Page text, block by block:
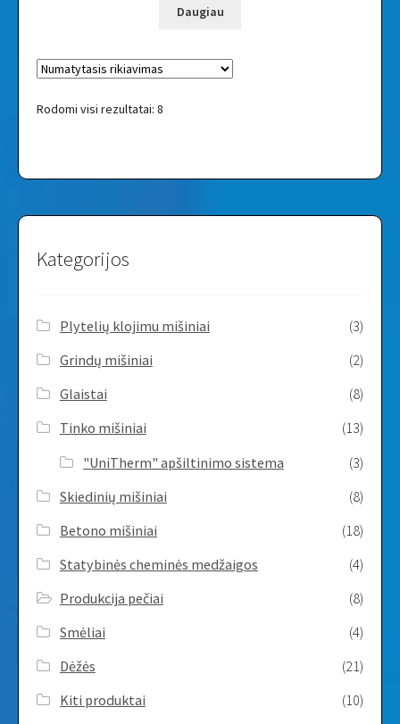
Daugiau
Rodomi visi rezultatai: 8
Kategorijos
Plytelių klojimu mišiniai
(3)
Grindų mišiniai
(2)
Glaistai
(8)
Tinko mišiniai
(13)
"UniTherm" apšiltinimo sistema
(3)
Skiedinių mišiniai
(8)
Betono mišiniai
(18)
Statybinės cheminės medžaigos
(4)
Produkcija pečiai
(8)
Smėliai
(4)
Dėžės
(21)
Kiti produktai
(10)